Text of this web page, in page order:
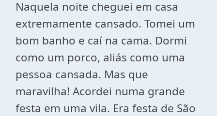
Naquela noite cheguei em casa
extremamente cansado. Tomei um
bom banho e caí na cama. Dormi
como um porco, aliás como uma
pessoa cansada. Mas que
maravilha! Acordei numa grande
festa em uma vila. Era festa de São